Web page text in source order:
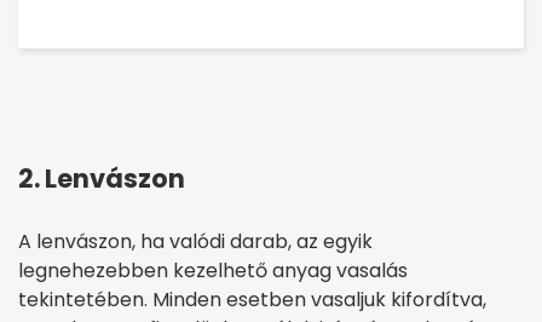
2. Lenvászon
A lenvászon, ha valódi darab, az egyik
legnehezebben kezelhető anyag vasalás
tekintetében. Minden esetben vasaljuk kifordítva,